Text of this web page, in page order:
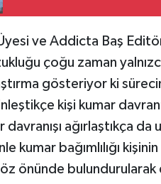
ve Addicta Baş
çoğu zaman
gösteriyor ki
kişi kumar
ağırlaştıkça
kumar bağımlılığı
önünde